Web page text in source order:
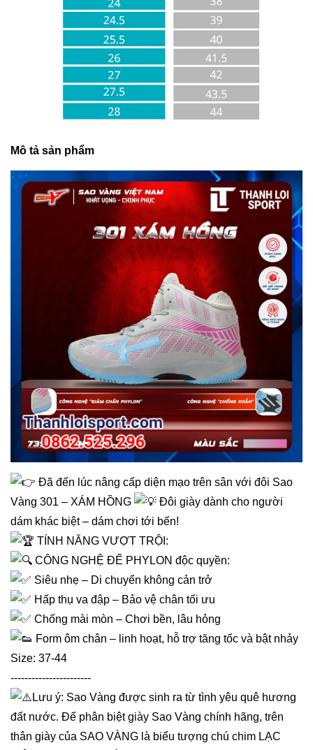
Mô tả sản phẩm
Đã đến lúc nâng cấp diện mạo trên sân với đôi Sao
Vàng 301 – XÁM HỒNG
Đôi giày dành cho người
dám khác biệt – dám chơi tới bến!
TÍNH NĂNG VƯỢT TRỘI:
CÔNG NGHỆ ĐẾ PHYLON độc quyền:
Siêu nhẹ – Di chuyển không cản trở
Hấp thụ va đập – Bảo vệ chân tối ưu
Chống mài mòn – Chơi bền, lâu hỏng
Form ôm chân – linh hoạt, hỗ trợ tăng tốc và bật nhảy
Size: 37-44
-----------------------
Lưu ý: Sao Vàng được sinh ra từ tình yêu quê hương
đất nước. Để phân biệt giày Sao Vàng chính hãng, trên
thân giày của SAO VÀNG là biểu tượng chú chim LẠC